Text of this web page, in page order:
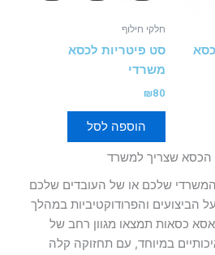
חלקי חילוף
סט פיטריות לכסא
משרדי
₪80
הוספה לסל
הכסא שצריך למשרד
המשרדי שלכם או של העובדים שלכם
הביצועים והפרודוקטיביות במהלך
כסאות תמצאו מגוון רחב של
במיוחד, עם תחזוקה קלה